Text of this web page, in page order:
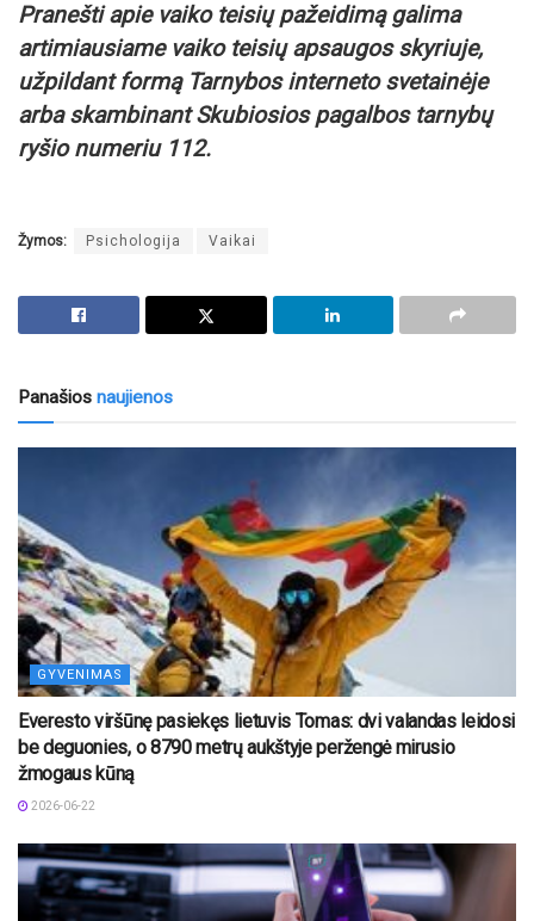
Pranešti apie vaiko teisių pažeidimą galima
artimiausiame vaiko teisių apsaugos skyriuje,
užpildant formą Tarnybos interneto svetainėje
arba skambinant Skubiosios pagalbos tarnybų
ryšio numeriu 112.
Žymos: Psichologija Vaikai
Panašios naujienos
GYVENIMAS
Everesto viršūnę pasiekęs lietuvis Tomas: dvi valandas leidosi
be deguonies, o 8790 metrų aukštyje peržengė mirusio
žmogaus kūną
2026-06-22